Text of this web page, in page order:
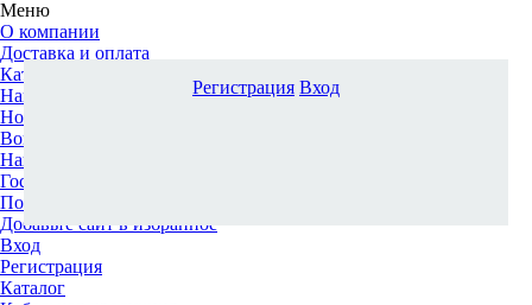
Меню
О компании
Доставка и оплата
Каталог
Наши офисы
Новости и новинки
Вопрос-ответ
Наша команда
Гос. заказчикам
Поставщикам
Добавьте сайт в избранное
Вход
Регистрация
Каталог
Регистрация Вход